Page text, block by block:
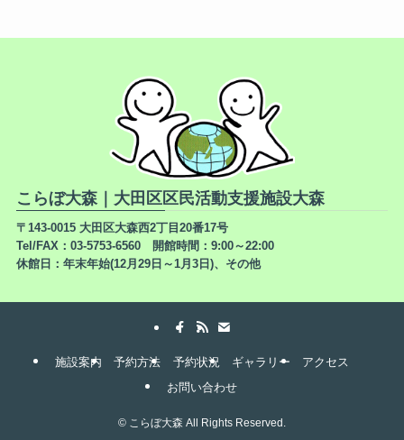
こらぼ大森｜大田区区民活動支援施設大森
〒143-0015 大田区大森西2丁目20番17号
Tel/FAX：03-5753-6560 開館時間：9:00～22:00
休館日：年末年始(12月29日～1月3日)、その他
施設案内 予約方法 予約状況 ギャラリー
アクセス
お問い合わせ
© こらぼ大森 All Rights Reserved.